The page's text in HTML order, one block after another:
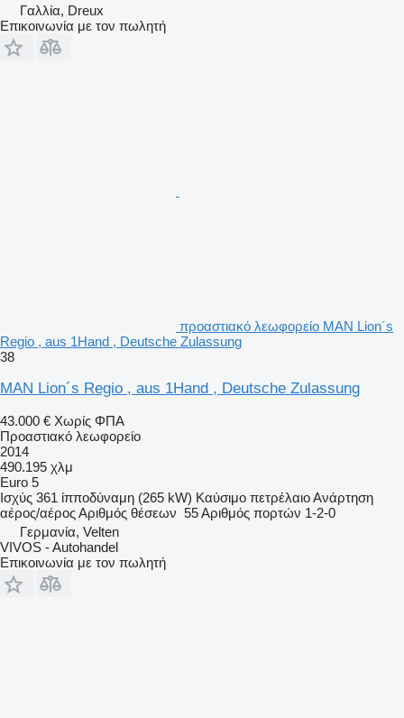
Γαλλία, Dreux
Επικοινωνία με τον πωλητή
προαστιακό λεωφορείο MAN Lion´s
Regio , aus 1Hand , Deutsche Zulassung
38
MAN Lion´s Regio , aus 1Hand , Deutsche Zulassung
43.000 € Χωρίς ΦΠΑ
Προαστιακό λεωφορείο
2014
490.195 χλμ
Euro 5
Ισχύς 361 ίπποδύναμη (265 kW) Καύσιμο πετρέλαιοΑνάρτηση
αέρος/αέροςΑριθμός θέσεων 55Αριθμός πορτών 1-2-0
Γερμανία, Velten
VIVOS - Autohandel
Επικοινωνία με τον πωλητή